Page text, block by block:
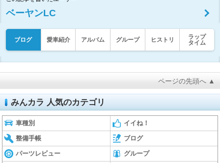
ベーヤンLC
ブログ 愛車紹介 アルバム グループ ヒストリ
ラップ
タイム
ページの先頭へ ▲
みんカラ 人気のカテゴリ
車種別 イイね！
整備手帳 ブログ
パーツレビュー グループ